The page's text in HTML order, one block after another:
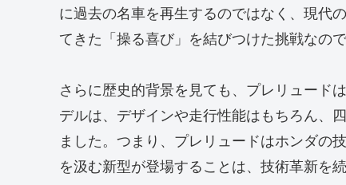
に過去の名車を再生するのではなく、現代
てきた「操る喜び」を結びつけた挑戦なので
さらに歴史的背景を見ても、プレリュード
デルは、デザインや走行性能はもちろん、
ました。つまり、プレリュードはホンダの
を汲む新型が登場することは、技術革新を